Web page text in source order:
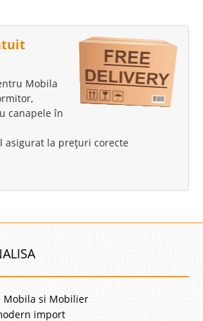
Mobila
canapele în
asigurat la prețuri corecte
Mobila si Mobilier
import